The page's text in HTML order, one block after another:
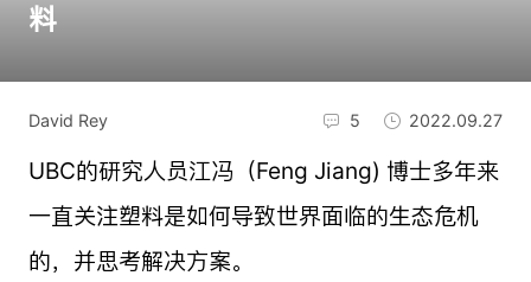
料
David Rey 5 2022.09.27
UBC的研究人员江冯（Feng Jiang) 博士多年来
一直关注塑料是如何导致世界面临的生态危机
的，并思考解决方案。